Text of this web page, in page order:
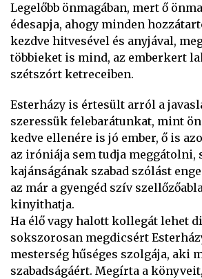
Legelőbb önmagában, mert ő
édesapja, ahogy minden
kezdve hitvesével és anyjával,
többieket is mind, az emberkert
szétszórt ketreceiben.
Esterházy is értesült arról a
szeressük felebarátunkat, mint
kedve ellenére is jó ember, ő is
az iróniája sem tudja meggátolni,
kajánságának szabad szólást
az már a gyengéd szív
kinyithatja.
Ha élő vagy halott kollegát lehet
sokszorosan megdicsért
mesterség hűséges szolgája, aki
szabadságáért. Megírta a